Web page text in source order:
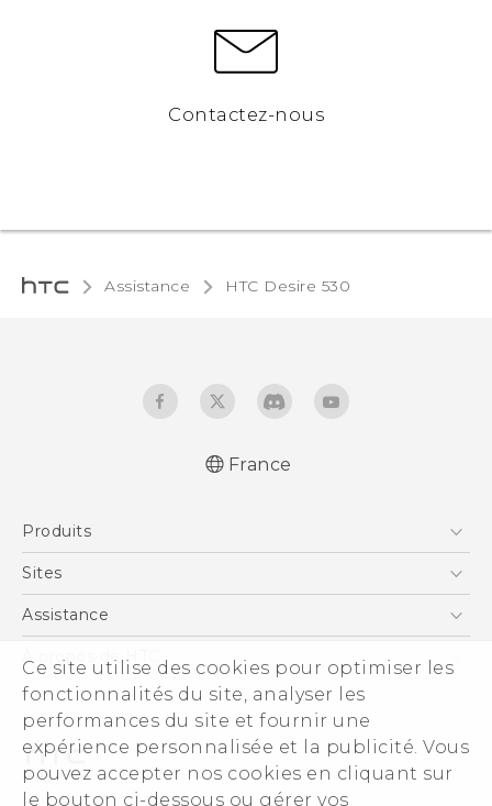
Ce site utilise des cookies pour optimiser les
fonctionnalités du site, analyser les
performances du site et fournir une
expérience personnalisée et la publicité. Vous
pouvez accepter nos cookies en cliquant sur
le bouton ci-dessous ou gérer vos
Contactez-nous
Assistance HTC Desire 530‎
English - User manual
France
Produits
Smartphones
Vive
Accessoires
Sites
HTC Vive
HTC Pro
Assistance
eCommerce Support
À propos de HTC
ESG
Informations sur la société
Sécurité du produit
Politique de confidentialité